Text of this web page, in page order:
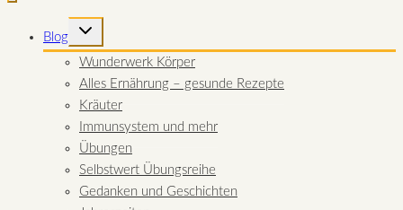
Blog
UNTERMENÜ
Wunderwerk Körper
Alles Ernährung – gesunde Rezepte
Kräuter
Immunsystem und mehr
Übungen
Selbstwert Übungsreihe
Gedanken und Geschichten